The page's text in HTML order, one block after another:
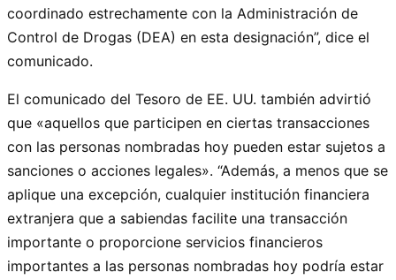
coordinado estrechamente con la Administración de
Control de Drogas (DEA) en esta designación”, dice el
comunicado.
El comunicado del Tesoro de EE. UU. también advirtió
que «aquellos que participen en ciertas transacciones
con las personas nombradas hoy pueden estar sujetos a
sanciones o acciones legales». “Además, a menos que se
aplique una excepción, cualquier institución financiera
extranjera que a sabiendas facilite una transacción
importante o proporcione servicios financieros
importantes a las personas nombradas hoy podría estar